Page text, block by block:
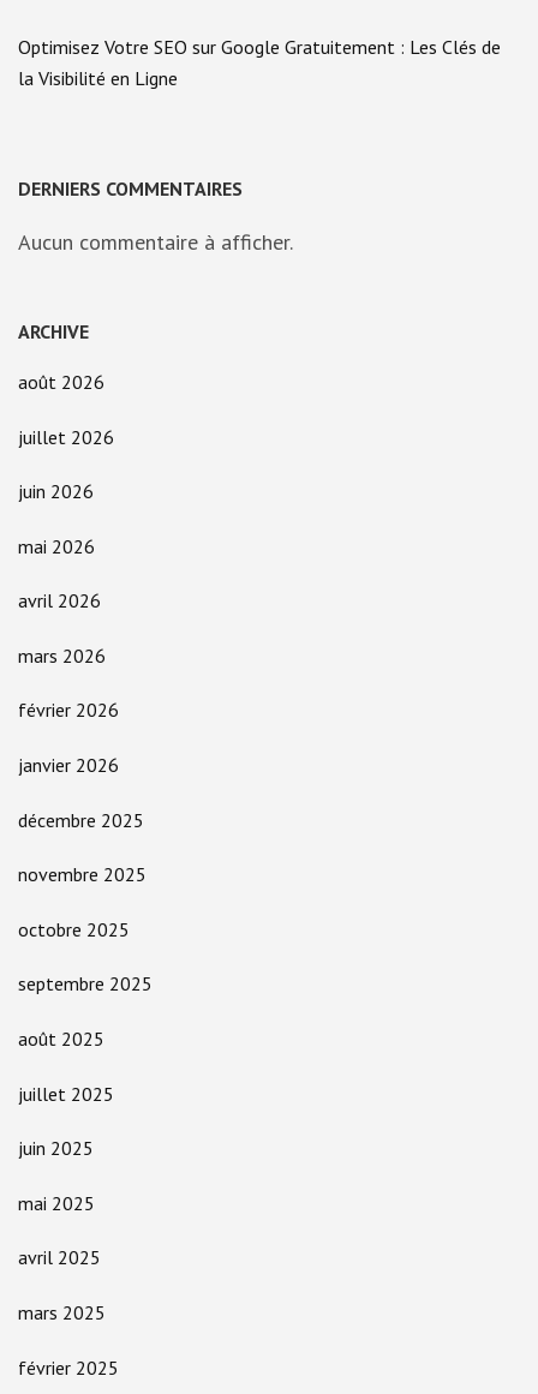
Optimisez Votre SEO sur Google Gratuitement : Les Clés de
la Visibilité en Ligne
DERNIERS COMMENTAIRES
Aucun commentaire à afficher.
ARCHIVE
août 2026
juillet 2026
juin 2026
mai 2026
avril 2026
mars 2026
février 2026
janvier 2026
décembre 2025
novembre 2025
octobre 2025
septembre 2025
août 2025
juillet 2025
juin 2025
mai 2025
avril 2025
mars 2025
février 2025